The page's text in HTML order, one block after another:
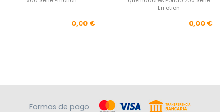
Precio
0,00 €
Emotion
0,00 €
Formas de pago